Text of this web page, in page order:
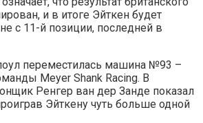
и в итоге Эйткен будет
с 11-й позиции, последней в
переместилась машина №93 –
Meyer Shank Racing. В
Ренгер ван дер Занде показал
Эйткену чуть больше одной